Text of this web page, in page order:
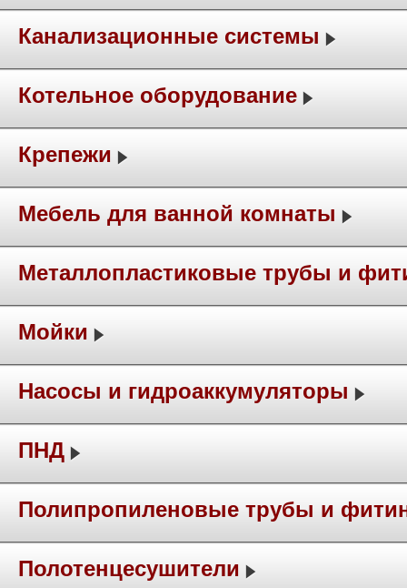
Канализационные системы
Котельное оборудование
Крепежи
Мебель для ванной комнаты
Металлопластиковые трубы и
Мойки
Насосы и гидроаккумуляторы
ПНД
Полипропиленовые трубы и
Полотенцесушители